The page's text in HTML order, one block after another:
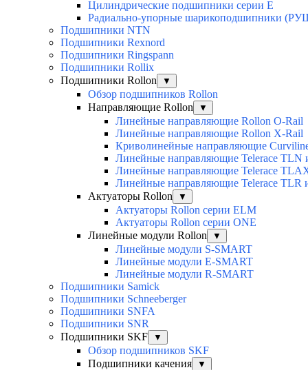
Цилиндрические подшипники серии E
Радиально-упорные шарикоподшипники
Подшипники NTN
Подшипники Rexnord
Подшипники Ringspann
Подшипники Rollix
Подшипники Rollon
▼
Обзор подшипников Rollon
Направляющие Rollon
▼
Линейные направляющие Rollon O-Rail
Линейные направляющие Rollon X-Rail
Криволинейные направляющие
Линейные направляющие Telerace TLN
Линейные направляющие Telerace
Линейные направляющие Telerace TLR
Актуаторы Rollon
▼
Актуаторы Rollon серии ELM
Актуаторы Rollon серии ONE
Линейные модули Rollon
▼
Линейные модули S-SMART
Линейные модули E-SMART
Линейные модули R-SMART
Подшипники Samick
Подшипники Schneeberger
Подшипники SNFA
Подшипники SNR
Подшипники SKF
▼
Обзор подшипников SKF
Подшипники качения
▼